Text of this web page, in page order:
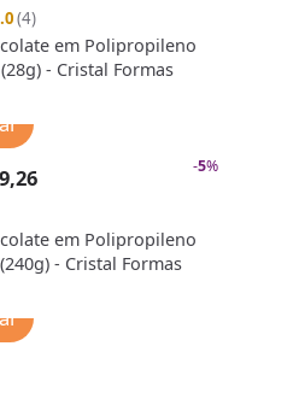
(4)
em Polipropileno
- Cristal Formas
-5%
em Polipropileno
- Cristal Formas